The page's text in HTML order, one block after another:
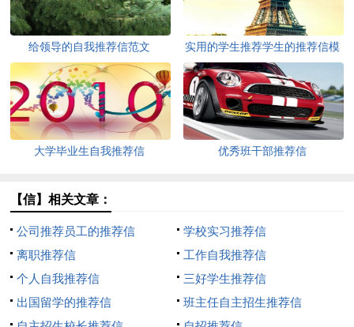
给领导的自我推荐信范文
实用的学生推荐学生的推荐信模
板集锦七篇
大学毕业生自我推荐信 优秀班干部推荐信
【信】相关文章：
公司推荐员工的推荐信
学校实习推荐信
离职推荐信
工作自我推荐信
个人自我推荐信
三好学生推荐信
出国留学的推荐信
班主任自主招生推荐信